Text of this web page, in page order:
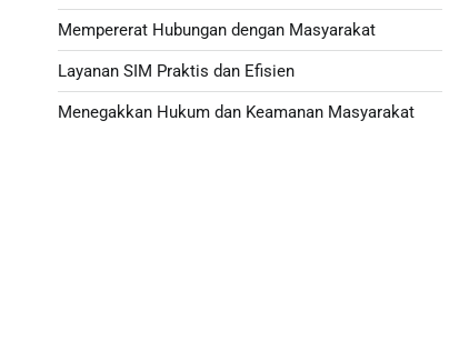
Mempererat Hubungan dengan Masyarakat
Layanan SIM Praktis dan Efisien
Menegakkan Hukum dan Keamanan Masyarakat